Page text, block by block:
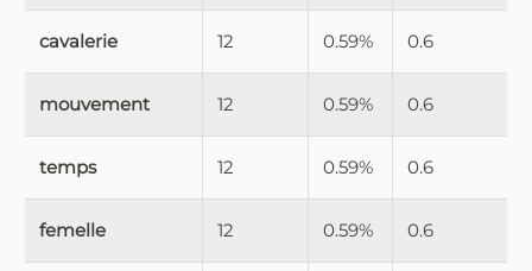
cavalerie 12 0.59% 0.6
mouvement 12 0.59% 0.6
temps 12 0.59% 0.6
femelle 12 0.59% 0.6